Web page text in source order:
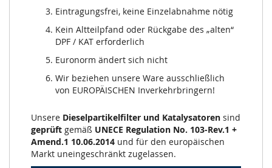
Eintragungsfrei, keine Einzelabnahme nötig
Kein Altteilpfand oder Rückgabe des „alten“
DPF / KAT erforderlich
Euronorm ändert sich nicht
Wir beziehen unsere Ware ausschließlich
von EUROPÄISCHEN Inverkehrbringern!
Unsere Dieselpartikelfilter und Katalysatoren sind
geprüft gemäß UNECE Regulation No. 103-Rev.1 +
Amend.1 10.06.2014 und für den europäischen
Markt uneingeschränkt zugelassen.